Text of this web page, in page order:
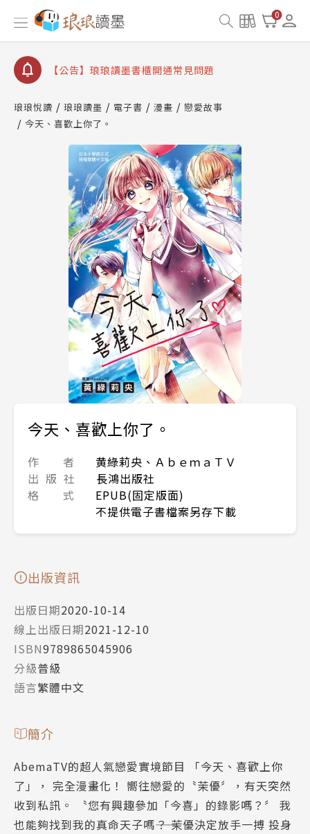
0
【公告】琅琅讀墨數位閱讀資產合併與書櫃開通申請
【公告】琅琅讀墨書櫃開通常見問題
【公告】琅琅讀墨 3 分鐘完成書櫃開通與資產合併申
請圖文教學
查詢
【公告】琅琅讀墨數位閱讀資產合併與書櫃開通申請
琅琅悅讀 琅琅讀墨 電子書 漫畫
戀愛故事
今天、喜歡上你了。
今天、喜歡上你了。
作 者
黄綠莉央、ＡｂｅｍａＴＶ
出 版 社
長鴻出版社
格 式
EPUB(固定版面)
不提供電子書檔案另存下載
出版資訊
出版日期2020-10-14
線上出版日期2021-12-10
ISBN9789865045906
分級普級
語言繁體中文
簡介
AbemaTV的超人氣戀愛實境節目 「今天、喜歡上你
了」， 完全漫畫化！ 嚮往戀愛的〝茉優〞，有天突然
收到私訊。 〝您有興趣參加「今喜」的錄影嗎？〞 我
也能夠找到我的真命天子嗎――？ 茉優決定放手一搏 投身